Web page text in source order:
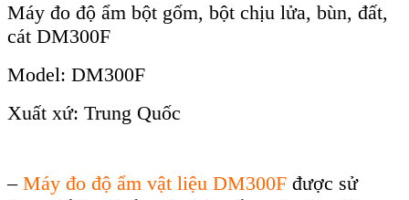
Máy đo độ ẩm bột gốm, bột chịu lửa, bùn, đất,
cát DM300F
Model: DM300F
Xuất xứ: Trung Quốc
– Máy đo độ ẩm vật liệu DM300F được sử